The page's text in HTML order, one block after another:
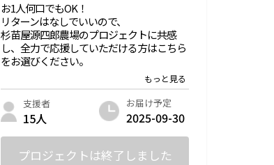
お1人何口でもOK！
リターンはなしでいいので、
杉苗屋源四郎農場のプロジェクトに共感
し、全力で応援していただける方はこちら
をお選びください。
いただいた支援は、プロジェクト運転資金
として、大切に使わせていただきます。
クラウドファンディング終了後に感謝の気
持ちを込めてお礼のメッセージと活動報告
をメールにてお送りさせていただきます！
支援者
15人
お届け予定
2025-09-30
プロジェクトは終了しました